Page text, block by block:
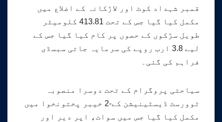
قمبر شہداد کوٹ اور لاڑکانہ کے اضلاع میں
مکمل کیا گیا جس کے تحت 413.81 کلومیٹر
طویل سڑکوں کے حصوں پر کام کیا گیا جس کے
لیے 3.8 ارب روپے کی سرمایہ جاتی سبسڈی
فراہم کی گئی۔
سیاحتی پروگرام کے تحت دوسرا منصوبہ
ٹوورسٹ ڈیسٹینیشن کے-2 خیبر پختونخوا میں
مکمل کیا گیا جس میں سوات، اپر دیر اور